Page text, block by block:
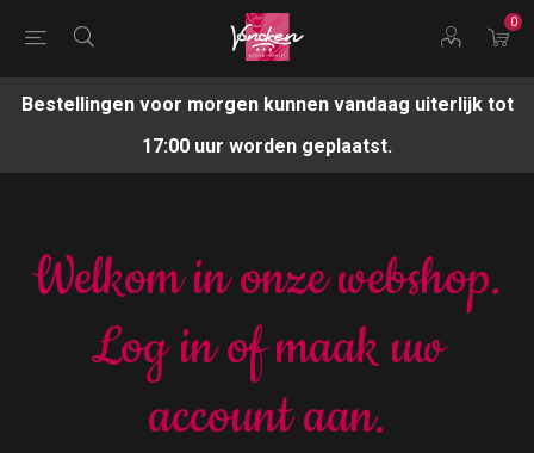
0
Bestellingen voor morgen kunnen vandaag uiterlijk tot
17:00 uur worden geplaatst.
Welkom in onze webshop.
Log in of maak uw
account aan.